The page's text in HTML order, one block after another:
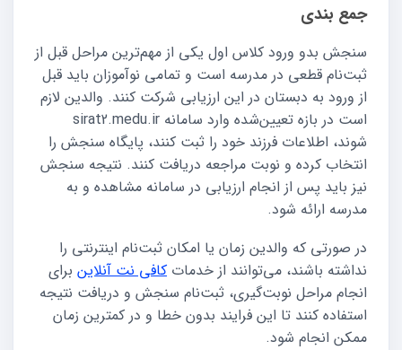
جمع‌ بندی
سنجش بدو ورود کلاس اول یکی از مهم‌ترین مراحل قبل از
ثبت‌نام قطعی در مدرسه است و تمامی نوآموزان باید قبل
از ورود به دبستان در این ارزیابی شرکت کنند. والدین لازم
است در بازه تعیین‌شده وارد سامانه sirat2.medu.ir
شوند، اطلاعات فرزند خود را ثبت کنند، پایگاه سنجش را
انتخاب کرده و نوبت مراجعه دریافت کنند. نتیجه سنجش
نیز باید پس از انجام ارزیابی در سامانه مشاهده و به
مدرسه ارائه شود.
در صورتی که والدین زمان یا امکان ثبت‌نام اینترنتی را
نداشته باشند، می‌توانند از خدمات کافی نت آنلاین برای
انجام مراحل نوبت‌گیری، ثبت‌نام سنجش و دریافت نتیجه
استفاده کنند تا این فرایند بدون خطا و در کمترین زمان
ممکن انجام شود.